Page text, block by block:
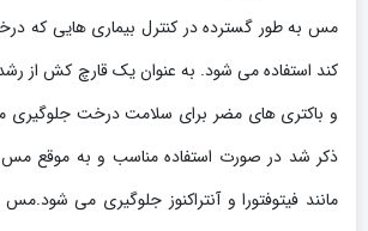
مس به طور گسترده در کنترل بیماری هایی که
کند استفاده می شود. به عنوان یک قارچ کش از
و باکتری های مضر برای سلامت درخت جلوگیری
ذکر شد در صورت استفاده مناسب و به موقع مس
مانند فیتوفتورا و آنتراکنوز جلوگیری می